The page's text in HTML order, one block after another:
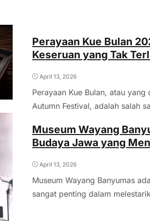
Perayaan Kue Bulan
Keseruan yang Tak
April 13, 2026
Perayaan Kue Bulan, atau
Autumn Festival, adalah salah
Museum Wayang
Budaya Jawa yang
April 13, 2026
Museum Wayang Banyumas
sangat penting dalam